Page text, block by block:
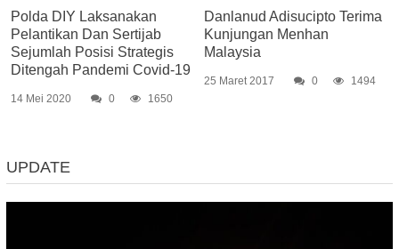
Polda DIY Laksanakan
Pelantikan Dan Sertijab
Sejumlah Posisi Strategis
Ditengah Pandemi Covid-19
14 Mei 2020 0 1650
Danlanud Adisucipto Terima
Kunjungan Menhan
Malaysia
25 Maret 2017 0 1494
UPDATE